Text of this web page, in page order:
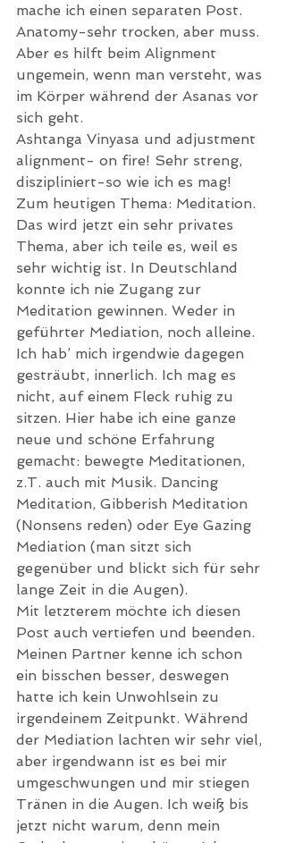
mache ich einen separaten Post.
Anatomy-sehr trocken, aber muss.
Aber es hilft beim Alignment
ungemein, wenn man versteht, was
im Körper während der Asanas vor
sich geht.
Ashtanga Vinyasa und adjustment
alignment- on fire! Sehr streng,
diszipliniert-so wie ich es mag!
Zum heutigen Thema: Meditation.
Das wird jetzt ein sehr privates
Thema, aber ich teile es, weil es
sehr wichtig ist. In Deutschland
konnte ich nie Zugang zur
Meditation gewinnen. Weder in
geführter Mediation, noch alleine.
Ich hab’ mich irgendwie dagegen
gesträubt, innerlich. Ich mag es
nicht, auf einem Fleck ruhig zu
sitzen. Hier habe ich eine ganze
neue und schöne Erfahrung
gemacht: bewegte Meditationen,
z.T. auch mit Musik. Dancing
Meditation, Gibberish Meditation
(Nonsens reden) oder Eye Gazing
Mediation (man sitzt sich
gegenüber und blickt sich für sehr
lange Zeit in die Augen).
Mit letzterem möchte ich diesen
Post auch vertiefen und beenden.
Meinen Partner kenne ich schon
ein bisschen besser, deswegen
hatte ich kein Unwohlsein zu
irgendeinem Zeitpunkt. Während
der Mediation lachten wir sehr viel,
aber irgendwann ist es bei mir
umgeschwungen und mir stiegen
Tränen in die Augen. Ich weiß bis
jetzt nicht warum, denn mein